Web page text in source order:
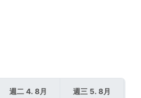
週二 4. 8月 週三 5. 8月